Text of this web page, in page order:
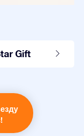
Gift